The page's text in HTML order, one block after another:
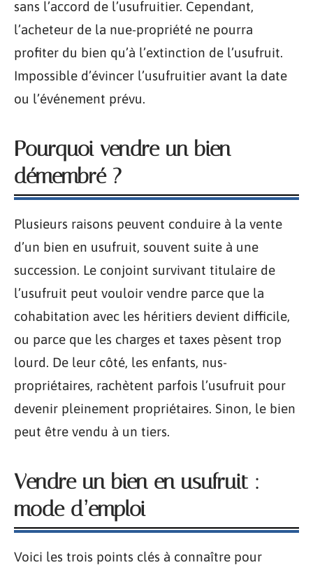
sans l’accord de l’usufruitier. Cependant,
l’acheteur de la nue-propriété ne pourra
profiter du bien qu’à l’extinction de l’usufruit.
Impossible d’évincer l’usufruitier avant la date
ou l’événement prévu.
Pourquoi vendre un bien
démembré ?
Plusieurs raisons peuvent conduire à la vente
d’un bien en usufruit, souvent suite à une
succession. Le conjoint survivant titulaire de
l’usufruit peut vouloir vendre parce que la
cohabitation avec les héritiers devient difficile,
ou parce que les charges et taxes pèsent trop
lourd. De leur côté, les enfants, nus-
propriétaires, rachètent parfois l’usufruit pour
devenir pleinement propriétaires. Sinon, le bien
peut être vendu à un tiers.
Vendre un bien en usufruit :
mode d’emploi
Voici les trois points clés à connaître pour